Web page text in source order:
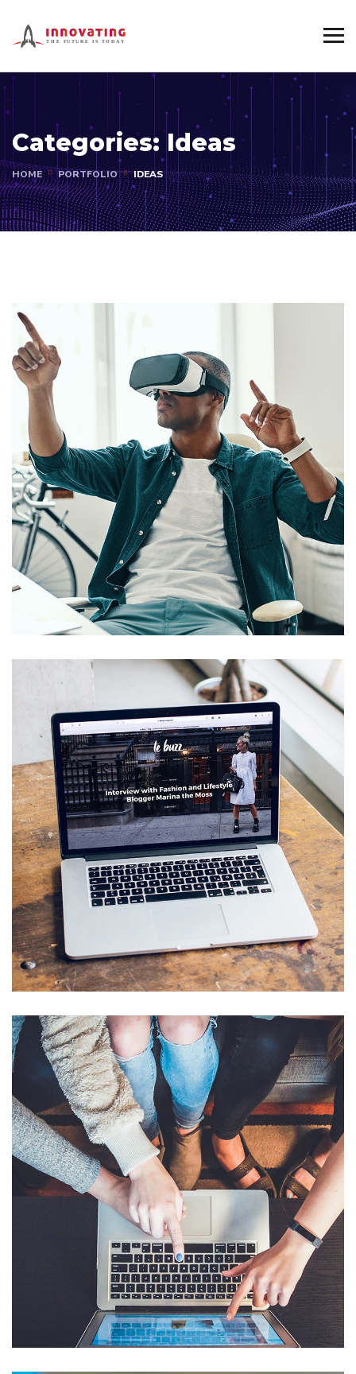
Categories: Ideas
HOME PORTFOLIO IDEAS
App for Virtual Reality
DESIGN / IDEAS
Analysis of Security
IDEAS / TECHNOLOGY
eCommerce Website
IDEAS